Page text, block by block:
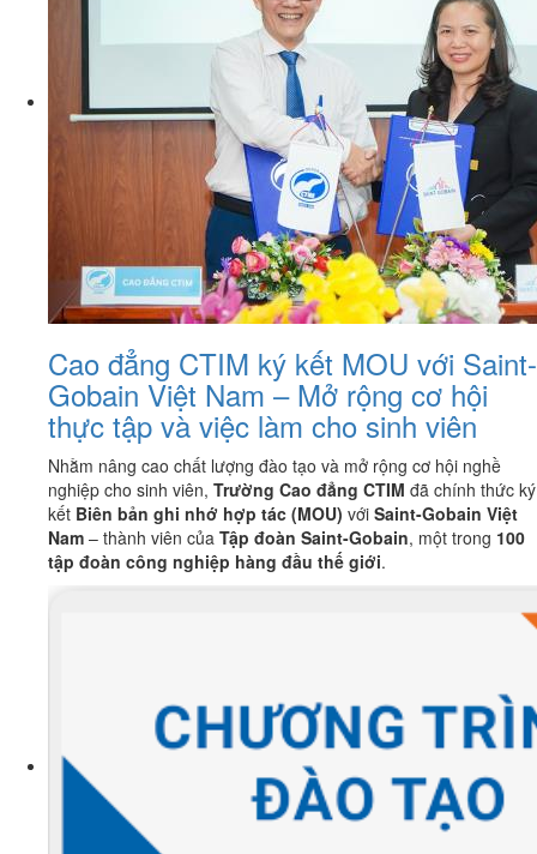
Cao đẳng CTIM ký kết MOU với Saint-
Gobain Việt Nam – Mở rộng cơ hội
thực tập và việc làm cho sinh viên
Nhằm nâng cao chất lượng đào tạo và mở rộng cơ hội nghề
nghiệp cho sinh viên, Trường Cao đẳng CTIM đã chính thức ký
kết Biên bản ghi nhớ hợp tác (MOU) với Saint-Gobain Việt
Nam – thành viên của Tập đoàn Saint-Gobain, một trong 100
tập đoàn công nghiệp hàng đầu thế giới.